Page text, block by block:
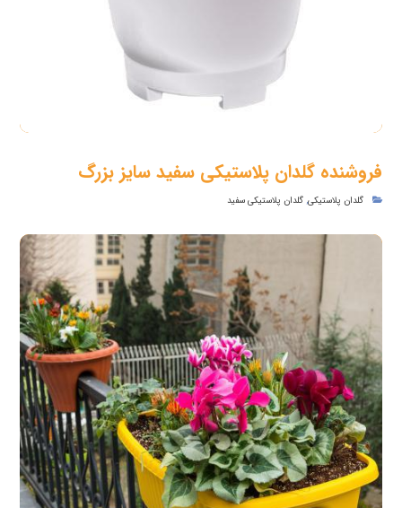
فروشنده گلدان پلاستیکی سفید سایز بزرگ
گلدان پلاستیکی,گلدان پلاستیکی سفید